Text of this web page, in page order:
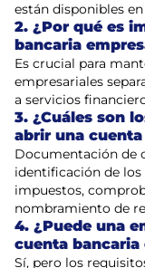
están disponibles
2. ¿Por qué es
bancaria
Es crucial para
empresariales
a servicios
3. ¿Cuáles son
abrir una
Documentación de
identificación de
impuestos,
nombramiento de
4. ¿Puede una
cuenta bancaria
Sí, pero los